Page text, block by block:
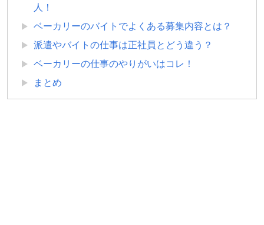
人！
ベーカリーのバイトでよくある募集内容とは？
派遣やバイトの仕事は正社員とどう違う？
ベーカリーの仕事のやりがいはコレ！
まとめ